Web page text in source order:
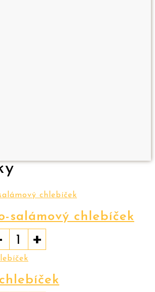
salámový chlebíček
+